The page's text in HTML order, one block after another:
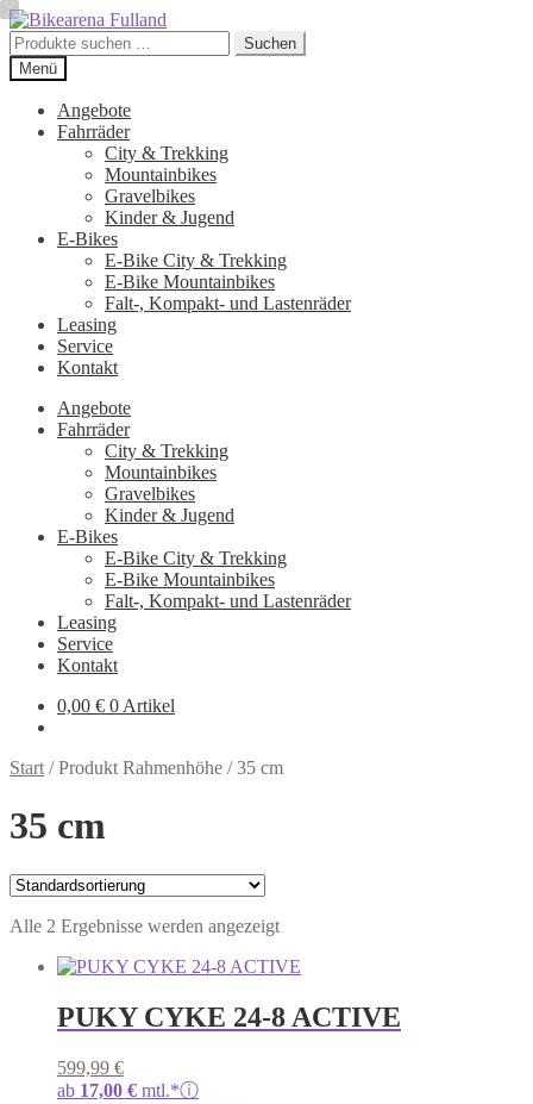
Zur
Navigation
springen
Zum
Inhalt
springen
Suchen
nach:
Suchen
Menü
Angebote
Fahrräder
City & Trekking
Mountainbikes
Gravelbikes
Kinder & Jugend
E-Bikes
E-Bike City & Trekking
E-Bike Mountainbikes
Falt-, Kompakt- und Lastenräder
Leasing
Service
Kontakt
Angebote
Fahrräder
City & Trekking
Mountainbikes
Gravelbikes
Kinder & Jugend
E-Bikes
E-Bike City & Trekking
E-Bike Mountainbikes
Falt-, Kompakt- und Lastenräder
Leasing
Service
Kontakt
0,00 € 0 Artikel
Start /Produkt Rahmenhöhe /35 cm
35 cm
Alle 2 Ergebnisse werden angezeigt
PUKY CYKE 24-8 ACTIVE
599,99 €
ab 17,00 € mtl.*ⓘ